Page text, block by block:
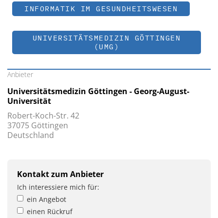
INFORMATIK IM GESUNDHEITSWESEN
UNIVERSITÄTSMEDIZIN GÖTTINGEN
(UMG)
Anbieter
Universitätsmedizin Göttingen - Georg-August-
Universität
Robert-Koch-Str. 42
37075 Göttingen
Deutschland
Kontakt zum Anbieter
Ich interessiere mich für:
ein Angebot
einen Rückruf